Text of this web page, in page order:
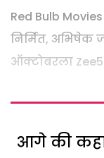
Red Bulb
निर्मित, अभिषेक
ऑक्टोबरला
आगे की